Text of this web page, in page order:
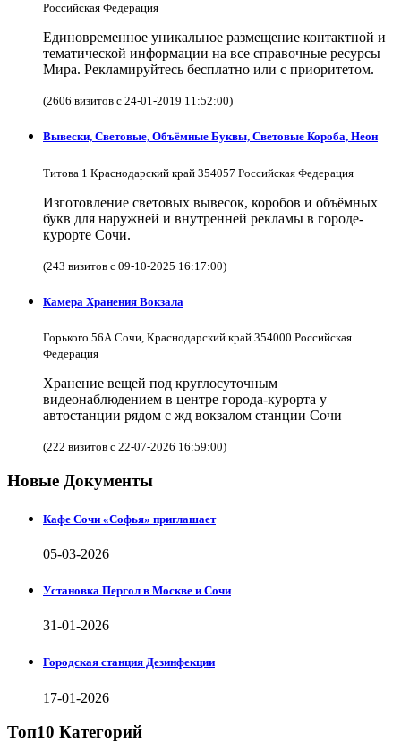
Российская Федерация
Единовременное уникальное размещение контактной и
тематической информации на все справочные ресурсы
Мира. Рекламируйтесь бесплатно или с приоритетом.
(2606 визитов с 24-01-2019 11:52:00)
Вывески, Световые, Объёмные Буквы, Световые Короба, Неон
Титова 1 Краснодарский край 354057 Российская Федерация
Изготовление световых вывесок, коробов и объёмных
букв для наружней и внутренней рекламы в городе-
курорте Сочи.
(243 визитов с 09-10-2025 16:17:00)
Камера Хранения Вокзала
Горького 56А Сочи, Краснодарский край 354000 Российская
Федерация
Хранение вещей под круглосуточным
видеонаблюдением в центре города-курорта у
автостанции рядом с жд вокзалом станции Сочи
(222 визитов с 22-07-2026 16:59:00)
Новые Документы
Кафе Сочи «Софья» приглашает
05-03-2026
Установка Пергол в Москве и Сочи
31-01-2026
Городская станция Дезинфекции
17-01-2026
Топ10 Категорий